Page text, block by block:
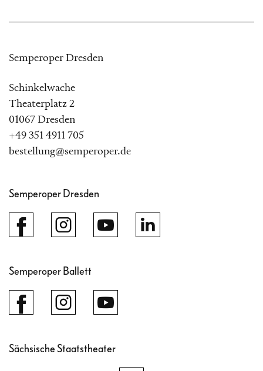
Semperoper Dresden
Schinkelwache
Theaterplatz 2
01067 Dresden
+49 351 4911 705
bestellung@semperoper.de
Semperoper Dresden
Semperoper Ballett
Sächsische Staatstheater